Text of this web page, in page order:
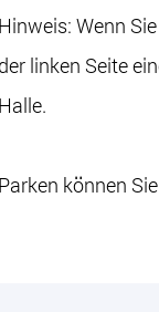
Hinweis: Wenn
der linken Seite
Halle.
Parken können